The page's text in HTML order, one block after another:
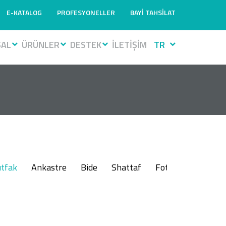
E-KATALOG PROFESYONELLER BAYİ TAHSİLAT
ÜRÜNLER DESTEK İLETİŞİM TR
Ankastre Bide Shattaf Fotoselli